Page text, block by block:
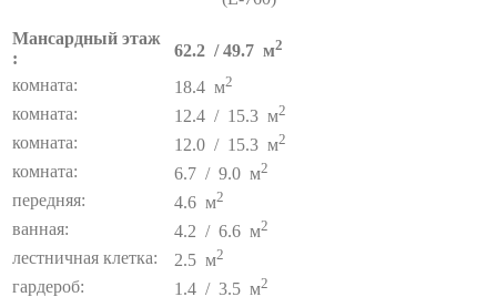
Мансардный этаж
:
62.2 / 49.7 м2
комната: 18.4 м2
комната: 12.4 / 15.3 м2
комната: 12.0 / 15.3 м2
комната: 6.7 / 9.0 м2
передняя: 4.6 м2
ванная: 4.2 / 6.6 м2
лестничная клетка: 2.5 м2
гардероб: 1.4 / 3.5 м2